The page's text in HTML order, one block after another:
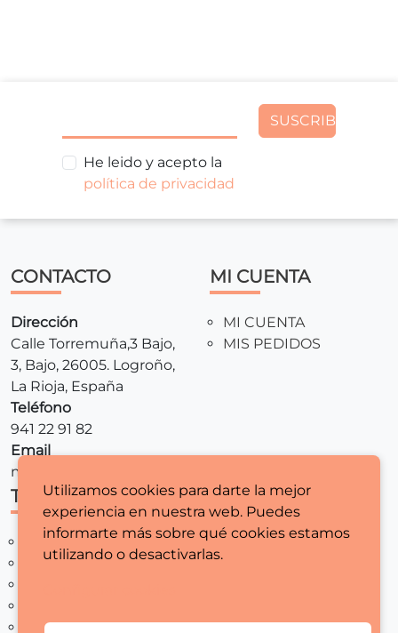
He leido y acepto la
política de privacidad
SUSCRIBIR
CONTACTO
Dirección
Calle Torremuña,3 Bajo,
3, Bajo, 26005. Logroño,
La Rioja, España
Teléfono
941 22 91 82
Email
mariamaquinasdecoser@gmail.com
MI CUENTA
MI CUENTA
MIS PEDIDOS
TIENDA
MAQUINAS DE COSER
REMALLADORAS
REBAJAS
LEGALES
AVISO LEGAL
GENERALES
Utilizamos cookies para darte la mejor
experiencia en nuestra web. Puedes
informarte más sobre qué cookies estamos
utilizando o desactivarlas.